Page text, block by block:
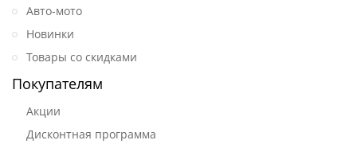
Авто-мото
Новинки
Товары со скидками
Покупателям
Акции
Дисконтная программа